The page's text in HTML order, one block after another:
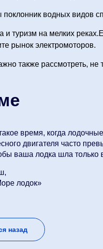
поклонник водных видов
и туризм на мелких
рынок электромоторов.
также рассмотреть, не
время, когда
двигателя часто
ваша лодка шла только
лодок»
назад